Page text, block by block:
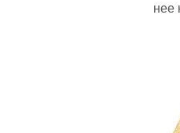
нее